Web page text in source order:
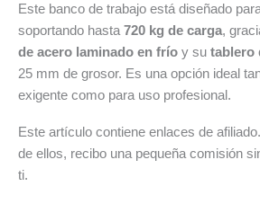
Este banco de trabajo está diseñado
soportando hasta 720 kg de carga,
de acero laminado en frío y su tablero
25 mm de grosor. Es una opción ideal
exigente como para uso profesional.
Este artículo contiene enlaces de
de ellos, recibo una pequeña comisión
ti.
hoy
7
de
agosto
la
semana